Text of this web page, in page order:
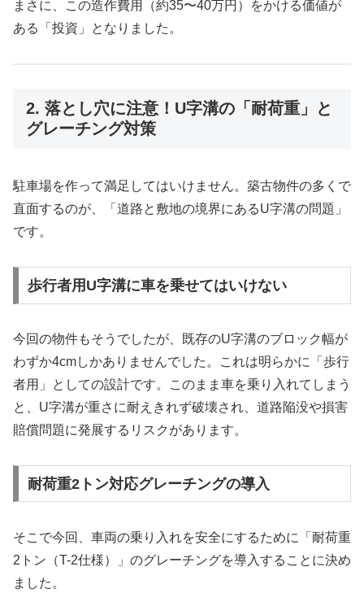
まさに、この造作費用（約35〜40万円）をかける価値が
ある「投資」となりました。
2. 落とし穴に注意！U字溝の「耐荷重」と
グレーチング対策
駐車場を作って満足してはいけません。築古物件の多くで
直面するのが、「道路と敷地の境界にあるU字溝の問題」
です。
歩行者用U字溝に車を乗せてはいけない
今回の物件もそうでしたが、既存のU字溝のブロック幅が
わずか4cmしかありませんでした。これは明らかに「歩行
者用」としての設計です。このまま車を乗り入れてしまう
と、U字溝が重さに耐えきれず破壊され、道路陥没や損害
賠償問題に発展するリスクがあります。
耐荷重2トン対応グレーチングの導入
そこで今回、車両の乗り入れを安全にするために「耐荷重
2トン（T-2仕様）」のグレーチングを導入することに決め
ました。